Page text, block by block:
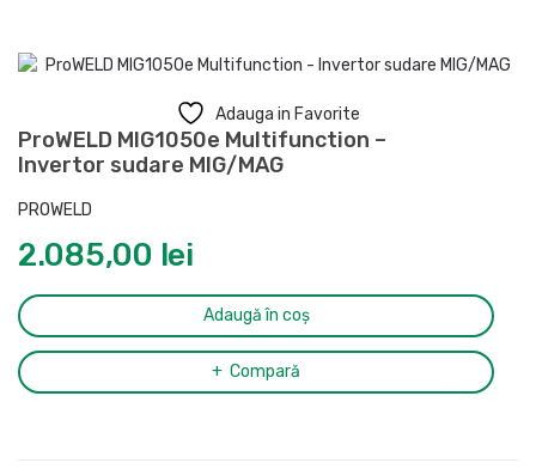
Adauga in Favorite
ProWELD MIG1050e Multifunction –
Invertor sudare MIG/MAG
PROWELD
2.085,00 lei
Adaugă în coș
Compară